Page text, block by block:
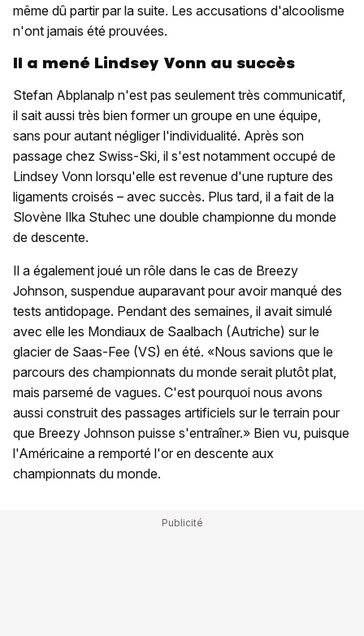
même dû partir par la suite. Les accusations d'alcoolisme
n'ont jamais été prouvées.
Il a mené Lindsey Vonn au succès
Stefan Abplanalp n'est pas seulement très communicatif,
il sait aussi très bien former un groupe en une équipe,
sans pour autant négliger l'individualité. Après son
passage chez Swiss-Ski, il s'est notamment occupé de
Lindsey Vonn lorsqu'elle est revenue d'une rupture des
ligaments croisés – avec succès. Plus tard, il a fait de la
Slovène Ilka Stuhec une double championne du monde
de descente.
Il a également joué un rôle dans le cas de Breezy
Johnson, suspendue auparavant pour avoir manqué des
tests antidopage. Pendant des semaines, il avait simulé
avec elle les Mondiaux de Saalbach (Autriche) sur le
glacier de Saas-Fee (VS) en été. «Nous savions que le
parcours des championnats du monde serait plutôt plat,
mais parsemé de vagues. C'est pourquoi nous avons
aussi construit des passages artificiels sur le terrain pour
que Breezy Johnson puisse s'entraîner.» Bien vu, puisque
l'Américaine a remporté l'or en descente aux
championnats du monde.